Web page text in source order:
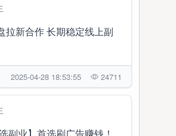
拉新合作 长期稳定线上副
2025-04-28 18:53:55 24711